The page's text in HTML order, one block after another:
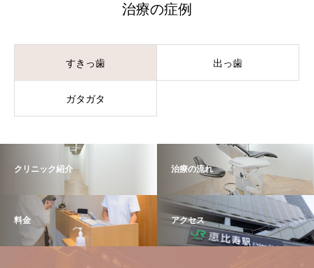
治療の症例
すきっ歯 出っ歯
ガタガタ
クリニック紹介 治療の流れ
料金 アクセス